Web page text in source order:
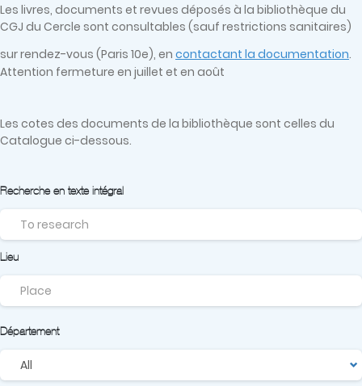
Les livres, documents et revues déposés à la bibliothèque du
CGJ du Cercle sont consultables (sauf restrictions sanitaires)
sur rendez-vous (Paris 10e), en contactant la documentation.
Attention fermeture en juillet et en août
Les cotes des documents de la bibliothèque sont celles du
Catalogue ci-dessous.
Recherche en texte intégral
Lieu
Département